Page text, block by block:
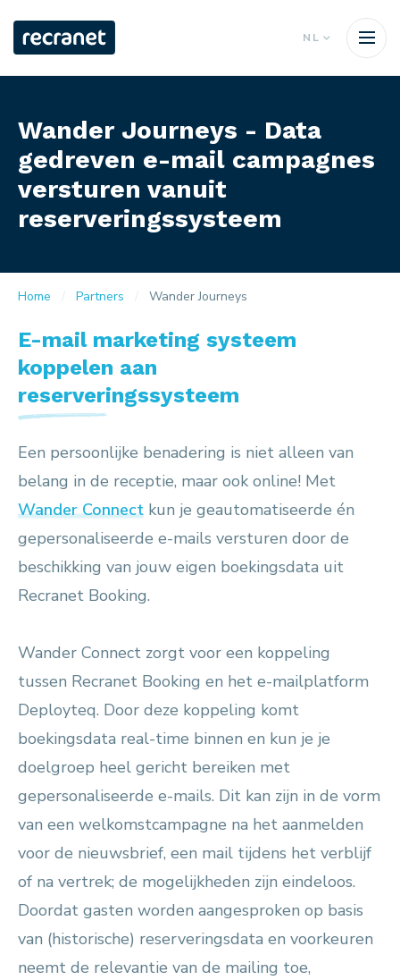
NL
Wander Journeys - Data
gedreven e-mail campagnes
versturen vanuit
reserveringssysteem
Home Partners Wander Journeys
E-mail marketing systeem
koppelen aan
reserveringssysteem
Een persoonlijke benadering is niet alleen van
belang in de receptie, maar ook online! Met
Wander Connect kun je geautomatiseerde én
gepersonaliseerde e-mails versturen door de
beschikking van jouw eigen boekingsdata uit
Recranet Booking.
Wander Connect zorgt voor een koppeling
tussen Recranet Booking en het e-mailplatform
Deployteq. Door deze koppeling komt
boekingsdata real-time binnen en kun je je
doelgroep heel gericht bereiken met
gepersonaliseerde e-mails. Dit kan zijn in de vorm
van een welkomstcampagne na het aanmelden
voor de nieuwsbrief, een mail tijdens het verblijf
of na vertrek; de mogelijkheden zijn eindeloos.
Doordat gasten worden aangesproken op basis
van (historische) reserveringsdata en voorkeuren
neemt de relevantie van de mailing toe,